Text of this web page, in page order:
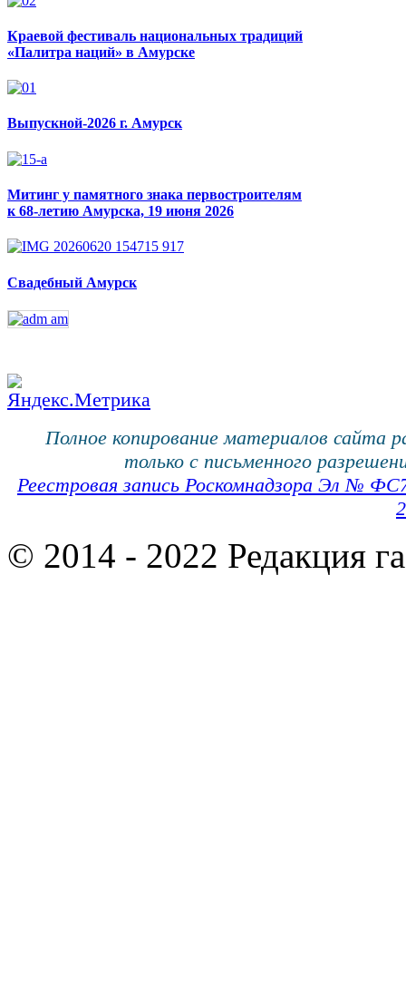
Краевой фестиваль национальных традиций
«Палитра наций» в Амурске
Выпускной-2026 г. Амурск
Митинг у памятного знака первостроителям
к 68-летию Амурска, 19 июня 2026
Свадебный Амурск
Полное копирование материалов сайта
только с письменного
Реестровая запись Роскомнадзора Эл №
© 2014 - 2022 Редакция